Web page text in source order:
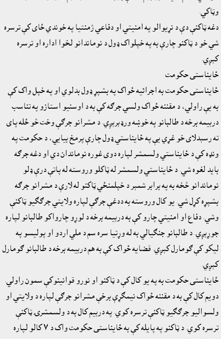
وټاکي.
دغه ټاکنې دې د نړيوالو په امنيتي او دفاعي ژمنتيا په خوندي ځاى کې ترسره
شي خو د ټاکنو چارې به په خپلواک ډول د نوماندانو لخوا اداره او ترسره
کېږي.
ځايناستى حکومت
ځايناستى حکومت به اجرائيه ځواک په بشپړ ډول بدلوي او په خپل واک کې
به يې راولي، د مقننه ځواک ولسي جرګه کې به د اوسنيو استازو په تناسب
درېيمه برخه د طالبانو په خوښه ورډېرېږي. د مشرانو جرګې وخت څو ځله پاى
ته رسېدلاى خو غړي يې په ځايناستي ډول چارې پرمخ بيايي، د حکومت په
ونډه کې د ځايناستي ولسمشر لپاره دوى غوره نوماندان دي او دغه جرګه
بايد لغوه شي. د ځايناستي ولسمشر له ټاکلو وروسته له پاتې درې ډلو
نوماندانو څخه به په برابر شمېر د خپلمنځي ټاکنو له لارې د مشرانو جرګه
بشپړه کړل شي. يو کال وروسته به ددغې جرګې لپاره ولايتي جرګګيو ټاکنې
وشي. دفاع او امنيتي چارو کې به درېيمه برخه د لوړو چارواکو طالبانو لپاره
جوړېږي. د طالبانو جنګيالي به له وړتيا سره سم د ملي اردو او پوليسو په
ليکو کې ګومارل کېږي. قضايه ځواک کې به هم درېيمه برخه د طالبانو ګومارل
کېږي.
ځايناستى حکومت به په يو کال کې د ټاکنو او نورو قوانينوکې سمون راولي.
دويم کال کې به د مقننه ځواک نيمګړې برخې مشرانو جرګې لپاره د ولايتي او
ولسواليو جرګګيو ټاکنې ترسره کوي. په درېيم کال به د ولسمشرۍ ټاکنې
ترسره کوي. د ټاکنو په پايله کې به ځايناستى حکومت واک د ٧ کالو لپاره